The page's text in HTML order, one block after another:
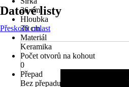
36 cm
Hloubka
36 cm
Materiál
Keramika
Počet otvorů na kohout
0
Přepad
Bez přepadu
Datové listy
Přeskočit oblast